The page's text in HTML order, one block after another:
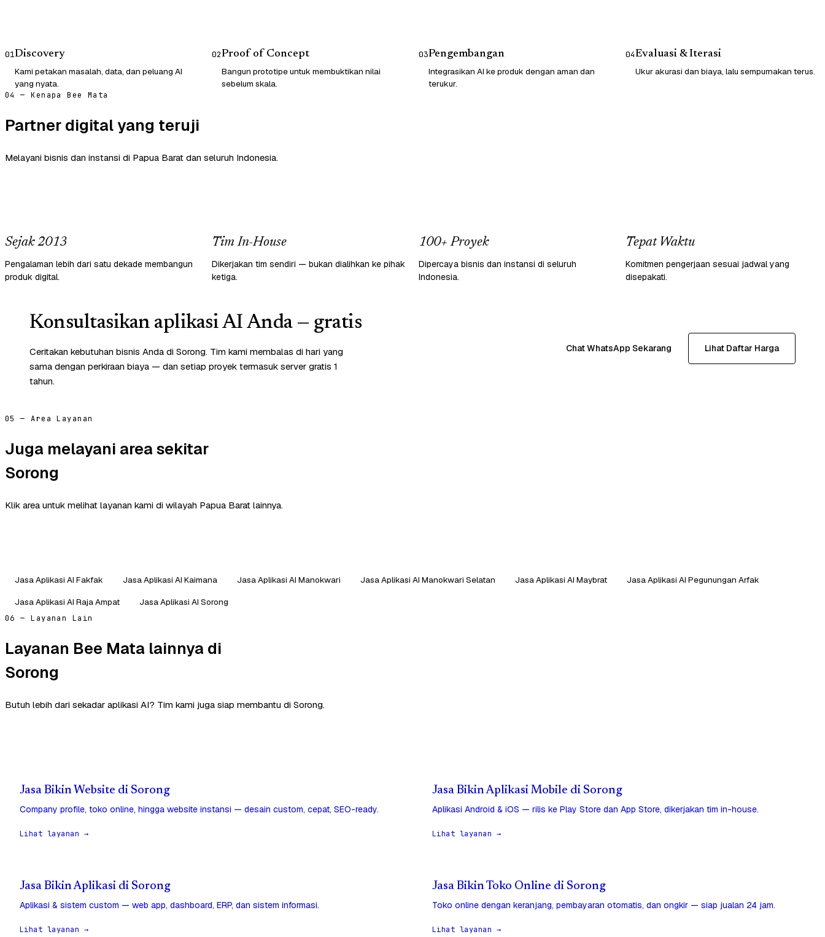
01Discovery
Kami petakan masalah, data, dan peluang AI
yang nyata.
02Proof of Concept
Bangun prototipe untuk membuktikan nilai
sebelum skala.
03Pengembangan
Integrasikan AI ke produk dengan aman dan
terukur.
04Evaluasi & Iterasi
Ukur akurasi dan biaya, lalu sempurnakan terus.
04 — Kenapa Bee Mata
Partner digital yang teruji
Melayani bisnis dan instansi di Papua Barat dan seluruh Indonesia.
Sejak 2013
Pengalaman lebih dari satu dekade membangun
produk digital.
Tim In-House
Dikerjakan tim sendiri — bukan dialihkan ke pihak
ketiga.
100+ Proyek
Dipercaya bisnis dan instansi di seluruh
Indonesia.
Tepat Waktu
Komitmen pengerjaan sesuai jadwal yang
disepakati.
Konsultasikan aplikasi AI Anda — gratis
Ceritakan kebutuhan bisnis Anda di Sorong. Tim kami membalas di hari yang
sama dengan perkiraan biaya — dan setiap proyek termasuk server gratis 1
tahun.
Chat WhatsApp Sekarang Lihat Daftar Harga
05 — Area Layanan
Juga melayani area sekitar
Sorong
Klik area untuk melihat layanan kami di wilayah Papua Barat lainnya.
Jasa Aplikasi AI Fakfak Jasa Aplikasi AI Kaimana Jasa Aplikasi AI Manokwari Jasa Aplikasi AI Manokwari Selatan Jasa Aplikasi AI Maybrat
Jasa Aplikasi AI Pegunungan Arfak
Jasa Aplikasi AI Raja Ampat
Jasa Aplikasi AI Sorong
06 — Layanan Lain
Layanan Bee Mata lainnya di
Sorong
Butuh lebih dari sekadar aplikasi AI? Tim kami juga siap membantu di Sorong.
Jasa Bikin Website di Sorong
Company profile, toko online, hingga website instansi — desain custom, cepat, SEO-ready.
Lihat layanan →
Jasa Bikin Aplikasi Mobile di Sorong
Aplikasi Android & iOS — rilis ke Play Store dan App Store, dikerjakan tim in-house.
Lihat layanan →
Jasa Bikin Aplikasi di Sorong
Aplikasi & sistem custom — web app, dashboard, ERP, dan sistem informasi.
Lihat layanan →
Jasa Bikin Toko Online di Sorong
Toko online dengan keranjang, pembayaran otomatis, dan ongkir — siap jualan 24 jam.
Lihat layanan →